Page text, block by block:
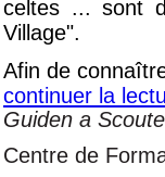
celtes ... sont
Village".
Afin de
continuer la
Guiden a
Centre de